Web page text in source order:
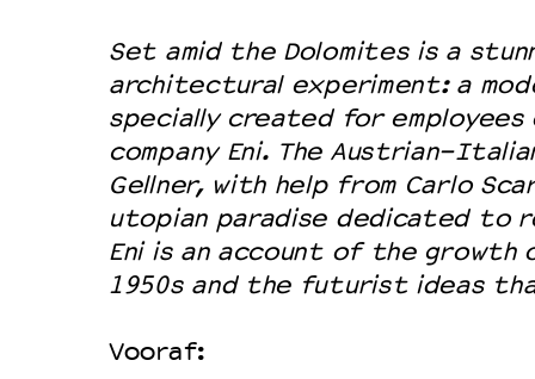
Set amid the Dolomites is a
architectural experiment: a
specially created for
company Eni. The Austrian-
Gellner, with help from Carlo
utopian paradise dedicated to
Eni is an account of the
1950s and the futurist ideas
Vooraf: